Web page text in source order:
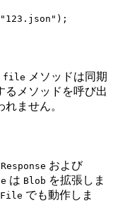
"123.json" );
file メソッドは同期
るメソッドを呼び出
ません。
Response および
は Blob を拡張しま
でも動作しま